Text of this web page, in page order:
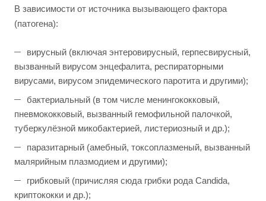
В зависимости от источника вызывающего фактора
(патогена):
вирусный (включая энтеровирусный, герпесвирусный,
вызванный вирусом энцефалита, респираторными
вирусами, вирусом эпидемического паротита и другими);
бактериальный (в том числе менингококковый,
пневмококковый, вызванный гемофильной палочкой,
туберкулёзной микобактерией, листериозный и др.);
паразитарный (амебный, токсоплазменый, вызванный
малярийным плазмодием и другими);
грибковый (причисляя сюда грибки рода Candida,
криптококки и др.);